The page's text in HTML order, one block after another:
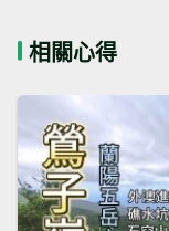
相關心得